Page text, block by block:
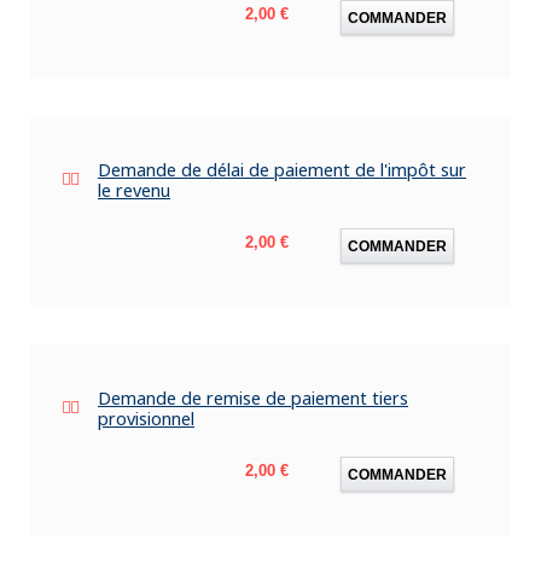
Prix
2,00 € COMMANDER
Demande de délai de paiement de l'impôt sur
le revenu
Prix
2,00 € COMMANDER
Demande de remise de paiement tiers
provisionnel
Prix
2,00 € COMMANDER